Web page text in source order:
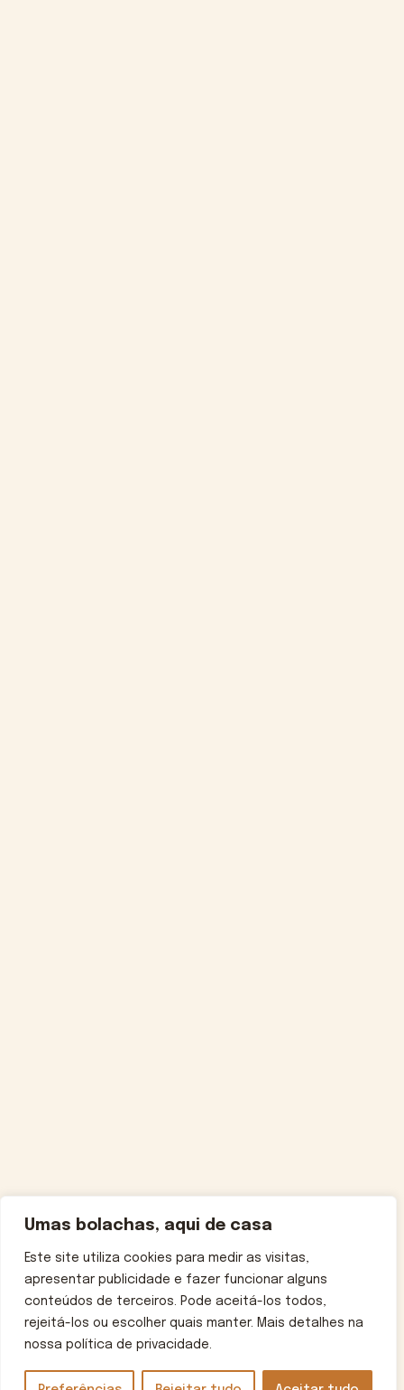
Umas bolachas, aqui de casa
Este site utiliza cookies para medir as visitas,
apresentar publicidade e fazer funcionar alguns
conteúdos de terceiros. Pode aceitá-los todos,
rejeitá-los ou escolher quais manter. Mais detalhes na
nossa política de privacidade.